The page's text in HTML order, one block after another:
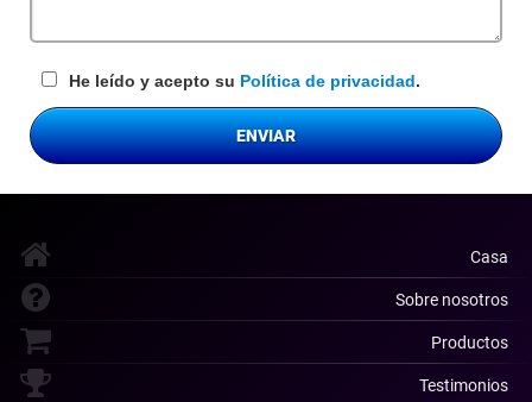
He leído y acepto su Política de privacidad.
ENVIAR
Casa
Sobre nosotros
Productos
Testimonios